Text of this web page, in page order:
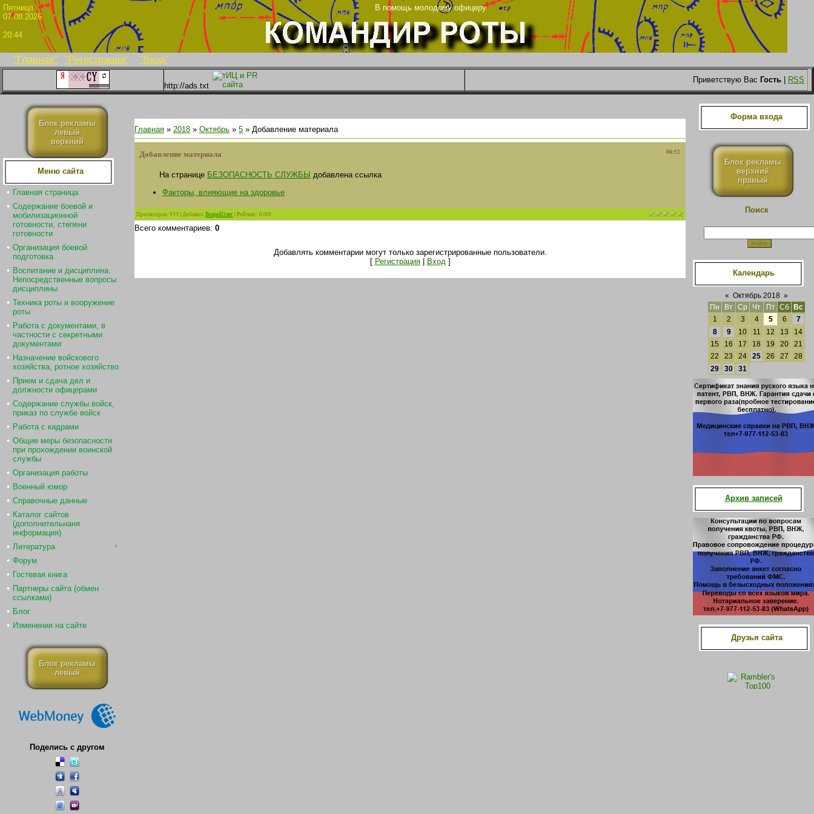
"Главная" "Регистрация" "Вход"
Пятница
В помощь молодому офицеру
07.08.2026
20:44
http://ads.txt
Приветствую Вас Гость RSS
Блок рекламы
левый
верхний
Меню сайта
Главная страница
Содержание боевой и
мобилизационной
готовности, степени
готовности
Организация боевой
подготовка
Воспитание и дисциплина.
Непосредственные вопросы
дисциплины
Техника роты и вооружение
роты
Работа с документами, в
частности с секретными
документами
Назначение войскового
хозяйства, ротное хозяйство
Прием и сдача дел и
должности офицерами
Содержание службы войск,
приказ по службе войск
Работа с кадрами
Общие меры безопасности
при прохождении воинской
службы
Организация работы
Военный юмор
Справочные данные
Каталог сайтов
(дополнительнаня
информация)
Литература
Форум
Гостевая книга
Партнеры сайта (обмен
ссылками)
Блог
Изменения на сайте
Блок рекламы
левый
Поделись с другом
Главная » 2018 » Октябрь » 5 » Добавление материала
08:52
Добавление материала
На странице БЕЗОПАСНОСТЬ СЛУЖБЫ добавлена ссылка
Факторы, влияющие на здоровье
Просмотров: 933 |Добавил: ВещийОлег|Рейтинг: 0.0/0
Всего комментариев: 0
Добавлять комментарии могут только зарегистрированные пользователи.
[ Регистрация| Вход]
Форма входа
Блок рекламы
верхний
правый
Поиск
Календарь
« Октябрь 2018 »
Пн
Вт Ср Чт Пт Сб
Вс
1
2 3 4 5 6
7
8
9 10 11 12 13
14
15
16 17 18 19 20
21
22
23 24 25 26 27
28
29
30 31
Архив записей
Друзья сайта